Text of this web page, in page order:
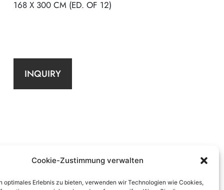
Cookie-Zustimmung verwalten
optimales Erlebnis zu bieten, verwenden wir Technologien wie Cookies,
168 X 300 CM (ED. OF 12)
INQUIRY